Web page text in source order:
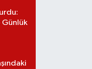
Günlük